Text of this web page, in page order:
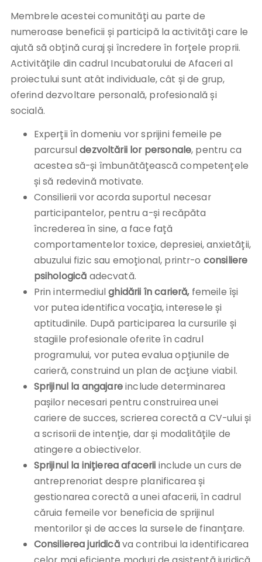
Membrele acestei comunități au parte de
numeroase beneficii și participă la activități care le
ajută să obțină curaj și încredere în forțele proprii.
Activitățile din cadrul Incubatorului de Afaceri al
proiectului sunt atât individuale, cât și de grup,
oferind dezvoltare personală, profesională și
socială.
Experții în domeniu vor sprijini femeile pe
parcursuldezvoltării lor personale, pentru ca
acestea să-și îmbunătățească competențele
și să redevină motivate.
Consilierii vor acorda suportul necesar
participantelor, pentru a-și recăpăta
încrederea în sine, a face față
comportamentelor toxice, depresiei, anxietății,
abuzului fizic sau emoțional, printr-o consiliere
psihologică adecvată.
Prin intermediul ghidării în carieră, femeile își
vor putea identifica vocația, interesele și
aptitudinile. După participarea la cursurile și
stagiile profesionale oferite în cadrul
programului, vor putea evalua opțiunile de
carieră, construind un plan de acțiune viabil.
Sprijinul la angajareinclude determinarea
pașilor necesari pentru construirea unei
cariere de succes, scrierea corectă a CV-ului și
a scrisorii de intenție, dar și modalitățile de
atingere a obiectivelor.
Sprijinul la inițierea afacerii include un curs de
antreprenoriat despre planificarea și
gestionarea corectă a unei afacerii, în cadrul
căruia femeile vor beneficia de sprijinul
mentorilor și de acces la sursele de finanțare.
Consilierea juridicăva contribui la identificarea